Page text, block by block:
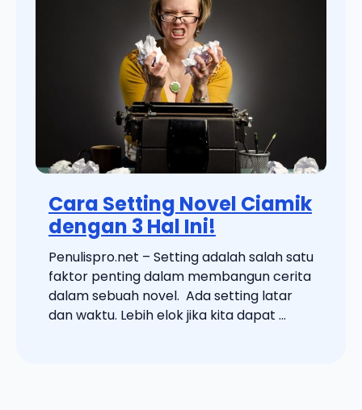
Cara Setting Novel Ciamik
dengan 3 Hal Ini!
Penulispro.net – Setting adalah salah satu
faktor penting dalam membangun cerita
dalam sebuah novel. Ada setting latar
dan waktu. Lebih elok jika kita dapat ...